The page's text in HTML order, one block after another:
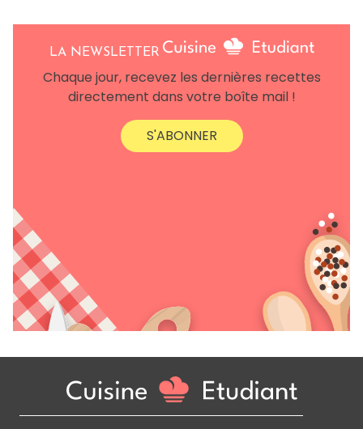
LA NEWSLETTER
Chaque jour, recevez les dernières recettes
directement dans votre boîte mail !
S'ABONNER